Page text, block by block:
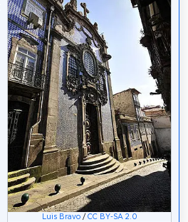
Luis Bravo/ CC BY-SA 2.0